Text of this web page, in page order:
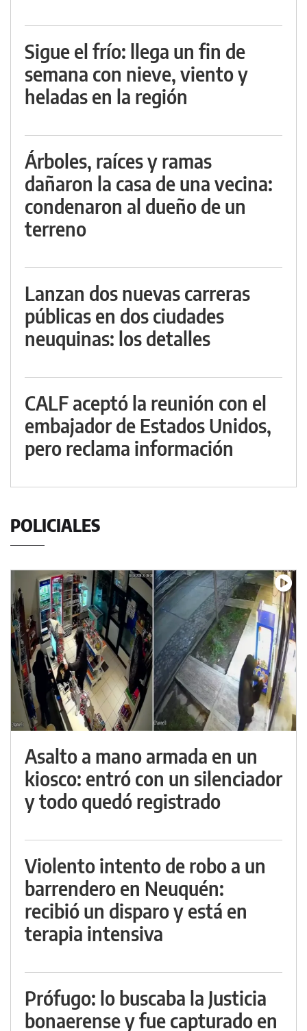
Sigue el frío: llega un fin de
semana con nieve, viento y
heladas en la región
Árboles, raíces y ramas
dañaron la casa de una vecina:
condenaron al dueño de un
terreno
Lanzan dos nuevas carreras
públicas en dos ciudades
neuquinas: los detalles
CALF aceptó la reunión con el
embajador de Estados Unidos,
pero reclama información
POLICIALES
Asalto a mano armada en un
kiosco: entró con un silenciador
y todo quedó registrado
Violento intento de robo a un
barrendero en Neuquén:
recibió un disparo y está en
terapia intensiva
Prófugo: lo buscaba la Justicia
bonaerense y fue capturado en